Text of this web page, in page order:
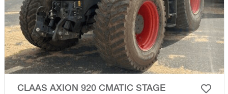
CLAAS AXION 920 CMATIC STAGE